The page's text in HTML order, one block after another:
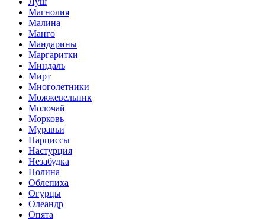
Магнолия
Малина
Манго
Мандарины
Маргаритки
Миндаль
Мирт
Многолетники
Можжевельник
Молочай
Морковь
Муравьи
Нарциссы
Настурция
Незабудка
Нолина
Облепиха
Огурцы
Олеандр
Опята